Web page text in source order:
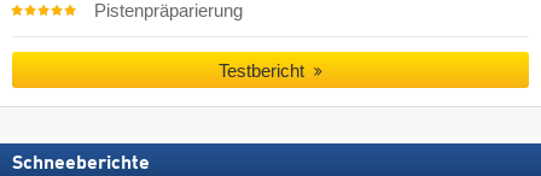
Pistenpräparierung
Testbericht
Schneeberichte